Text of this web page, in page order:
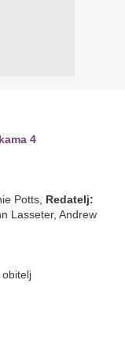
4
Potts, Redatelj:
Lasseter, Andrew